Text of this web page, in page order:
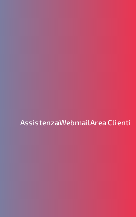
AssistenzaWebmailArea Clienti